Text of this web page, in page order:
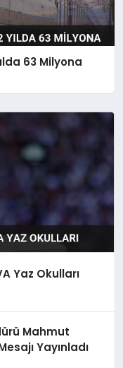
63 Milyona
Yaz Okulları
Mahmut
Yayınladı